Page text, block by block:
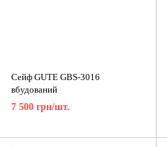
Сейф GUTE GBS-3016
вбудований
7 500 грн/шт.